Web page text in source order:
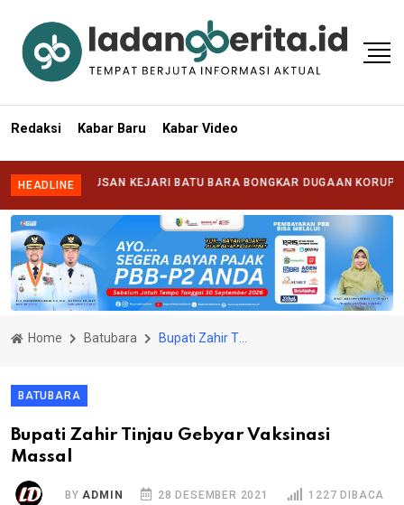
Redaksi Kabar Baru Kabar Video
HEADLINE
KESERIUSAN KEJARI BATU BARA BONGKAR DUGAAN KORUPSI DI
Home Batubara
BATUBARA
Bupati Zahir Tinjau Gebyar Vaksinasi
Massal
BY ADMIN 28 DESEMBER 2021 1227 DIBACA